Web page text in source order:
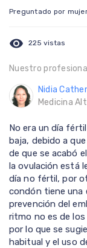
Preguntado por
visibility 225 vistas
Nuestro
Nidia
Medicina
No era un día
baja, debido a
de que se acabó
la ovulación está
día no fértil, por
condón tiene una
prevención del
ritmo no es de
por lo que se
habitual y el uso